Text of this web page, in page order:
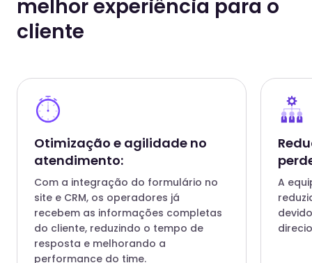
melhor experiência para o
cliente
Otimização e agilidade no
atendimento:
Com a integração do formulário no
site e CRM, os operadores já
recebem as informações completas
do cliente, reduzindo o tempo de
resposta e melhorando a
performance do time.
A
gente precisava perguntar várias
vezes qual era o problema, qual era o
disso, nosso SLA estava muito
comprometido, pois o tempo de
resposta era alto, o que impactava
diretamente na satisfação do
cliente.
Com a NeoAssist, conseguimos integrar um
formulário direto ao nosso CRM, o que nos permitiu
centralizar todas as informações essenciais já na
abertura do chamado. Agora, sabemos exatamente
qual é o problema e qual produto está envolvido
sem precisar de várias interações com o cliente.